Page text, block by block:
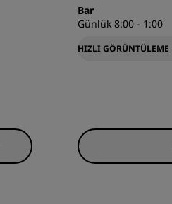
Bar
Günlük 8:00 - 1:00
HIZLI GÖRÜNTÜLEME